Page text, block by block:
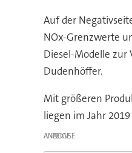
Auf der
NOx-Grenzwerte
Diesel-Modelle zur
Dudenhöffer.
Mit größeren
liegen im Jahr
ANZEIGE